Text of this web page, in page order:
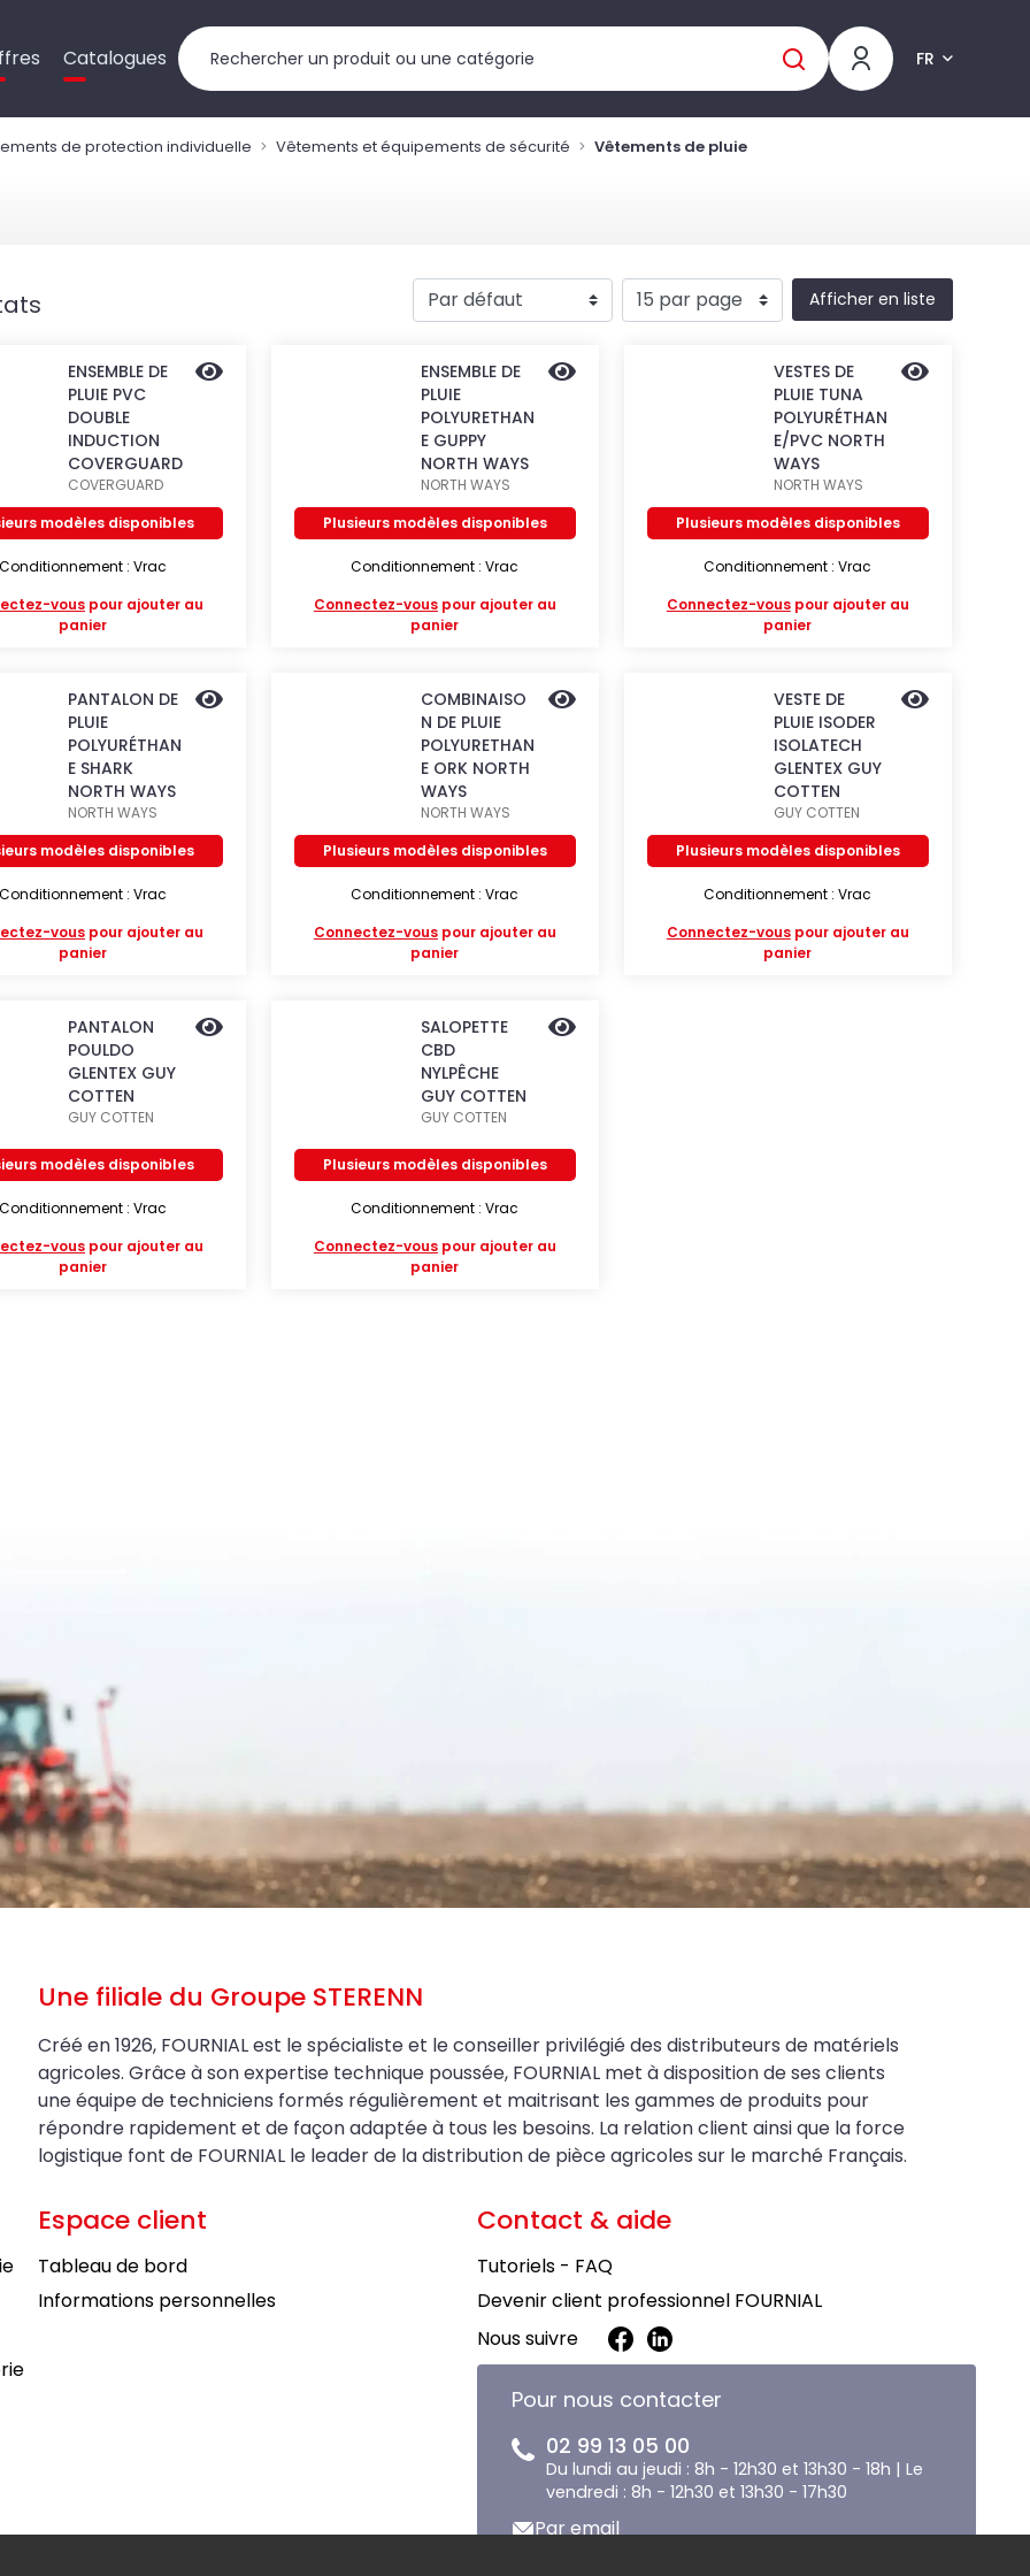
Catalogues FR
de protection individuelle Vêtements et équipements de sécurité Vêtements de pluie
Afficher en liste
ENSEMBLE DE
PLUIE PVC
DOUBLE
INDUCTION
COVERGUARD
COVERGUARD
modèles disponibles
Conditionnement : Vrac
vous pour ajouter au
panier
ENSEMBLE DE
PLUIE
POLYURETHAN
E GUPPY
NORTH WAYS
NORTH WAYS
Plusieurs modèles disponibles
Conditionnement : Vrac
Connectez-vouspour ajouter au
panier
VESTES DE
PLUIE TUNA
POLYURÉTHAN
E/PVC NORTH
WAYS
NORTH WAYS
Plusieurs modèles disponibles
Conditionnement : Vrac
Connectez-vouspour ajouter au
panier
PANTALON DE
PLUIE
POLYURÉTHAN
E SHARK
NORTH WAYS
NORTH WAYS
modèles disponibles
Conditionnement : Vrac
vous pour ajouter au
panier
COMBINAISO
N DE PLUIE
POLYURETHAN
E ORK NORTH
WAYS
NORTH WAYS
Plusieurs modèles disponibles
Conditionnement : Vrac
Connectez-vouspour ajouter au
panier
VESTE DE
PLUIE ISODER
ISOLATECH
GLENTEX GUY
COTTEN
GUY COTTEN
Plusieurs modèles disponibles
Conditionnement : Vrac
Connectez-vouspour ajouter au
panier
PANTALON
POULDO
GLENTEX GUY
COTTEN
GUY COTTEN
modèles disponibles
Conditionnement : Vrac
vous pour ajouter au
panier
SALOPETTE
CBD
NYLPÊCHE
GUY COTTEN
GUY COTTEN
Plusieurs modèles disponibles
Conditionnement : Vrac
Connectez-vouspour ajouter au
panier
Une filiale du Groupe STERENN
Créé en 1926, FOURNIAL est le spécialiste et le conseiller privilégié des distributeurs de matériels
agricoles. Grâce à son expertise technique poussée, FOURNIAL met à disposition de ses clients
une équipe de techniciens formés régulièrement et maitrisant les gammes de produits pour
répondre rapidement et de façon adaptée à tous les besoins. La relation client ainsi que la force
logistique font de FOURNIAL le leader de la distribution de pièce agricoles sur le marché Français.
Espace client
Tableau de bord
Informations personnelles
Contact & aide
Tutoriels - FAQ
Devenir client professionnel FOURNIAL
Nous suivre
Pour nous contacter
02 99 13 05 00
Du lundi au jeudi : 8h - 12h30 et 13h30 - 18h | Le
vendredi : 8h - 12h30 et 13h30 - 17h30
Par email